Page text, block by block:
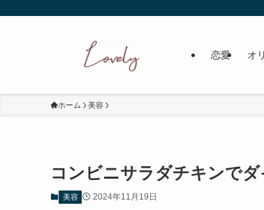
恋愛 オ
ホーム 美容
コンビニサラダチキンで
美容 2024年11月19日